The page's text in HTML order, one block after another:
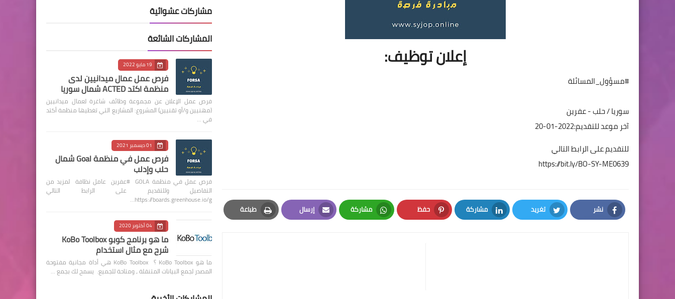
إعلان توظيف:
#مسؤول_المسائلة
سوريا / حلب - عفرين
آخر موعد للتقديم:2022-01-20
للتقديم على الرابط التالي
https://bit.ly/BO-SY-ME0639
نشر
Facebook
تغريد
Twitter
مشاركة
LinkedIn
حفظ
Pinterest
مشاركة
Whatsapp
إرسال
Email
طباعة
Print
مشاركات عشوائية
المشاركات الشائعة
19 مايو 2022
فرص عمل عمال ميدانيين لدى
منظمة اكتد ACTED شمال سوريا
فرص عمل الإعلان عن مجموعة وظائف شاغرة لعمال ميدانيين
(مهنيين و/أو تقنيين) المشروع: المشاريع التي تغطيها منظمة أكتد
في …
01 ديسمبر 2021
فرص عمل في منظمة Goal شمال
حلب وإدلب
فرص عمل في منظمة GOLA #عفرين عامل نظافة لمزيد من
التفاصيل وللتقديم على الرابط التالي
https://boards.greenhouse.io/g…
04 أكتوبر 2020
ما هو برنامج كوبو KoBo Toolbox
شرح مع مثال استخدام
ما هو KoBo Toolbox ؟ KoBo Toolbox هي أداة مجانية مفتوحة
المصدر لجمع البيانات المتنقلة ، ومتاحة للجميع. يسمح لك بجمع …